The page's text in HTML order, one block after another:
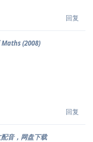
回复
(2008)
回复
音，网盘下载